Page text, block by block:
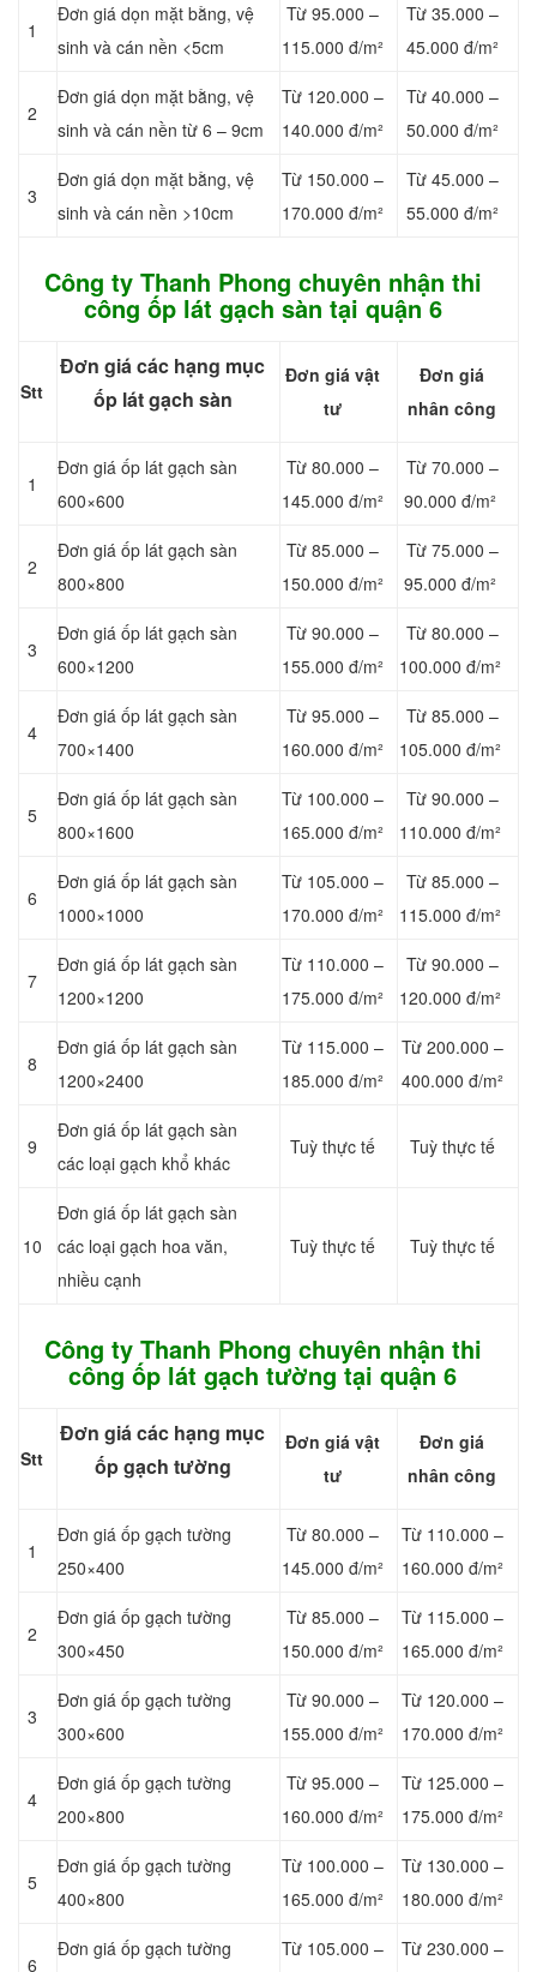
1
Đơn giá dọn mặt bằng, vệ
sinh và cán nền <5cm
Từ 95.000 –
115.000 đ/m²
Từ 35.000 –
45.000 đ/m²
2
Đơn giá dọn mặt bằng, vệ
sinh và cán nền từ 6 – 9cm
Từ 120.000 –
140.000 đ/m²
Từ 40.000 –
50.000 đ/m²
3
Đơn giá dọn mặt bằng, vệ
sinh và cán nền >10cm
Từ 150.000 –
170.000 đ/m²
Từ 45.000 –
55.000 đ/m²
Công ty Thanh Phong chuyên nhận thi
công ốp lát gạch sàn tại quận 6
Stt
Đơn giá các hạng mục
ốp lát gạch sàn
Đơn giá vật
tư
Đơn giá
nhân công
1
Đơn giá ốp lát gạch sàn
600×600
Từ 80.000 –
145.000 đ/m²
Từ 70.000 –
90.000 đ/m²
2
Đơn giá ốp lát gạch sàn
800×800
Từ 85.000 –
150.000 đ/m²
Từ 75.000 –
95.000 đ/m²
3
Đơn giá ốp lát gạch sàn
600×1200
Từ 90.000 –
155.000 đ/m²
Từ 80.000 –
100.000 đ/m²
4
Đơn giá ốp lát gạch sàn
700×1400
Từ 95.000 –
160.000 đ/m²
Từ 85.000 –
105.000 đ/m²
5
Đơn giá ốp lát gạch sàn
800×1600
Từ 100.000 –
165.000 đ/m²
Từ 90.000 –
110.000 đ/m²
6
Đơn giá ốp lát gạch sàn
1000×1000
Từ 105.000 –
170.000 đ/m²
Từ 85.000 –
115.000 đ/m²
7
Đơn giá ốp lát gạch sàn
1200×1200
Từ 110.000 –
175.000 đ/m²
Từ 90.000 –
120.000 đ/m²
8
Đơn giá ốp lát gạch sàn
1200×2400
Từ 115.000 –
185.000 đ/m²
Từ 200.000 –
400.000 đ/m²
9
Đơn giá ốp lát gạch sàn
các loại gạch khổ khác
Tuỳ thực tế Tuỳ thực tế
10
Đơn giá ốp lát gạch sàn
các loại gạch hoa văn,
nhiều cạnh
Tuỳ thực tế Tuỳ thực tế
Công ty Thanh Phong chuyên nhận thi
công ốp lát gạch tường tại quận 6
Stt
Đơn giá các hạng mục
ốp gạch tường
Đơn giá vật
tư
Đơn giá
nhân công
1
Đơn giá ốp gạch tường
250×400
Từ 80.000 –
145.000 đ/m²
Từ 110.000 –
160.000 đ/m²
2
Đơn giá ốp gạch tường
300×450
Từ 85.000 –
150.000 đ/m²
Từ 115.000 –
165.000 đ/m²
3
Đơn giá ốp gạch tường
300×600
Từ 90.000 –
155.000 đ/m²
Từ 120.000 –
170.000 đ/m²
4
Đơn giá ốp gạch tường
200×800
Từ 95.000 –
160.000 đ/m²
Từ 125.000 –
175.000 đ/m²
5
Đơn giá ốp gạch tường
400×800
Từ 100.000 –
165.000 đ/m²
Từ 130.000 –
180.000 đ/m²
6
Đơn giá ốp gạch tường
Từ 105.000 –
Từ 230.000 –